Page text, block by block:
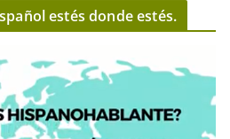
estés donde estés.